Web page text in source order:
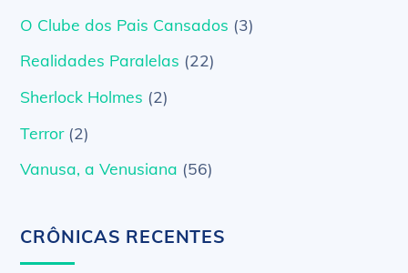
O Clube dos Pais Cansados (3)
Realidades Paralelas (22)
Sherlock Holmes (2)
Terror(2)
Vanusa, a Venusiana (56)
CRÔNICAS RECENTES